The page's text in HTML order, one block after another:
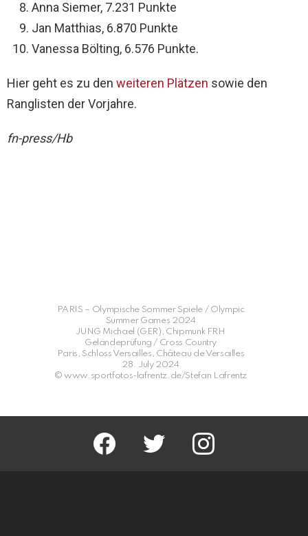
Anna Siemer, 7.231 Punkte
Jan Matthias, 6.870 Punkte
Vanessa Bölting, 6.576 Punkte.
Hier geht es zu den weiteren Plätzen sowie den
Ranglisten der Vorjahre.
fn-press/Hb
PARIS – Olympische Sommer Spiele / Olympic
Summer Games 2024
JUNG Michael (GER), Chipmunk FRH
Geländeprüfung / Cross Country
Paris, Schloss Versailles, Château de Versailles
28. July 2024
© www.sportfotos-lafrentz.de/Stefan Lafrentz
facebook twitter instagram